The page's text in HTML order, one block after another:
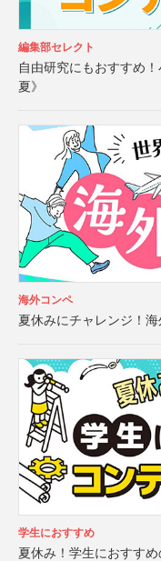
編集部セレクト
自由研究にもおすすめ
夏》
海外コンペ
夏休みにチャレンジ！
学生におすすめ
夏休み！学生におすす